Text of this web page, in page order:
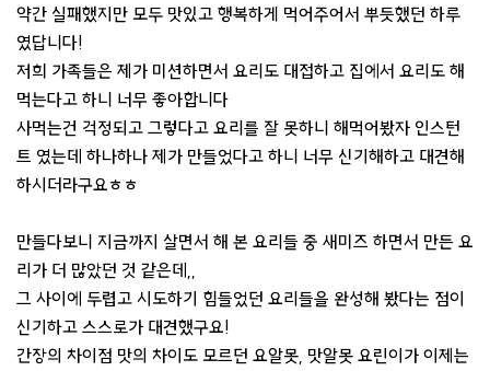
약간 실패했지만 모두 맛있고 행복하게 먹어주어서 뿌듯했던 하루
였답니다!
저희 가족들은 제가 미션하면서 요리도 대접하고 집에서 요리도 해
먹는다고 하니 너무 좋아합니다
사먹는건 걱정되고 그렇다고 요리를 잘 못하니 해먹어봤자 인스턴
트 였는데 하나하나 제가 만들었다고 하니 너무 신기해하고 대견해
하시더라구요ㅎㅎ
만들다보니 지금까지 살면서 해 본 요리들 중 새미즈 하면서 만든 요
리가 더 많았던 것 같은데,,
그 사이에 두렵고 시도하기 힘들었던 요리들을 완성해 봤다는 점이
신기하고 스스로가 대견했구요!
간장의 차이점 맛의 차이도 모르던 요알못, 맛알못 요린이가 이제는